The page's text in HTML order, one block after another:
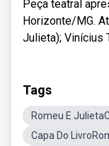
Peça teatral
Horizonte/MG.
Julieta); Vinícius
Tags
Romeu E
Capa Do